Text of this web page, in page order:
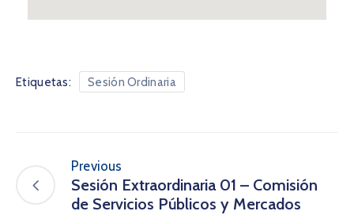
Etiquetas: Sesión Ordinaria
Previous
Sesión Extraordinaria 01 – Comisión
de Servicios Públicos y Mercados